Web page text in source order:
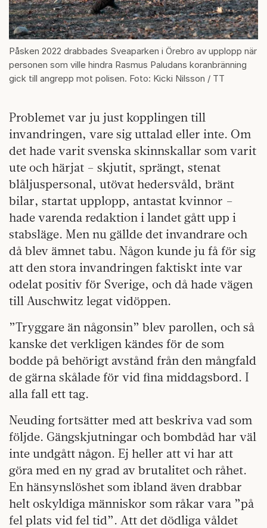
Påsken 2022 drabbades Sveaparken i Örebro av upplopp när
personen som ville hindra Rasmus Paludans koranbränning
gick till angrepp mot polisen. Foto: Kicki Nilsson / TT
Problemet var ju just kopplingen till
invandringen, vare sig uttalad eller inte. Om
det hade varit svenska skinnskallar som varit
ute och härjat – skjutit, sprängt, stenat
blåljuspersonal, utövat hedersvåld, bränt
bilar, startat upplopp, antastat kvinnor –
hade varenda redaktion i landet gått upp i
stabsläge. Men nu gällde det invandrare och
då blev ämnet tabu. Någon kunde ju få för sig
att den stora invandringen faktiskt inte var
odelat positiv för Sverige, och då hade vägen
till Auschwitz legat vidöppen.
”Tryggare än någonsin” blev parollen, och så
kanske det verkligen kändes för de som
bodde på behörigt avstånd från den mångfald
de gärna skålade för vid fina middagsbord. I
alla fall ett tag.
Neuding fortsätter med att beskriva vad som
följde. Gängskjutningar och bombdåd har väl
inte undgått någon. Ej heller att vi har att
göra med en ny grad av brutalitet och råhet.
En hänsynslöshet som ibland även drabbar
helt oskyldiga människor som råkar vara ”på
fel plats vid fel tid”. Att det dödliga våldet